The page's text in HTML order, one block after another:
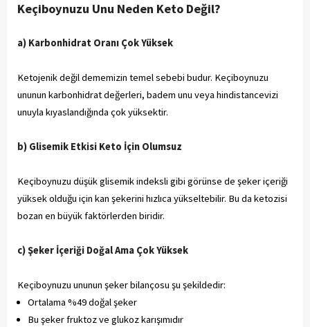
Keçiboynuzu Unu Neden Keto Değil?
a) Karbonhidrat Oranı Çok Yüksek
Ketojenik değil dememizin temel sebebi budur. Keçiboynuzu
ununun karbonhidrat değerleri, badem unu veya hindistancevizi
unuyla kıyaslandığında çok yüksektir.
b) Glisemik Etkisi Keto İçin Olumsuz
Keçiboynuzu düşük glisemik indeksli gibi görünse de şeker içeriği
yüksek olduğu için kan şekerini hızlıca yükseltebilir. Bu da ketozisi
bozan en büyük faktörlerden biridir.
c) Şeker İçeriği Doğal Ama Çok Yüksek
Keçiboynuzu ununun şeker bilançosu şu şekildedir:
Ortalama %49 doğal şeker
Bu şeker fruktoz ve glukoz karışımıdır